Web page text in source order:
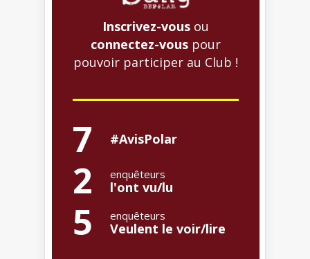
Inscrivez-vous ou
connectez-vous pour
pouvoir participer au Club !
7 #AvisPolar
2 enquêteurs
l'ont vu/lu
5 enquêteurs
Veulent le voir/lire